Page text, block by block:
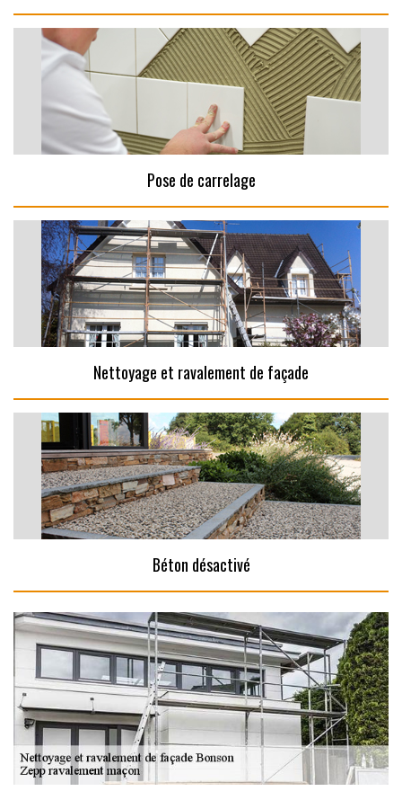
Pose de carrelage
Nettoyage et ravalement de façade
Béton désactivé